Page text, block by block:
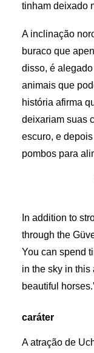
tinham deixado
A inclinação
buraco que
disso, é
animais que
história afirma
deixariam suas
escuro, e
pombos para
In addition to
through the
You can spend
in the sky in this
beautiful
caráter
A atração de